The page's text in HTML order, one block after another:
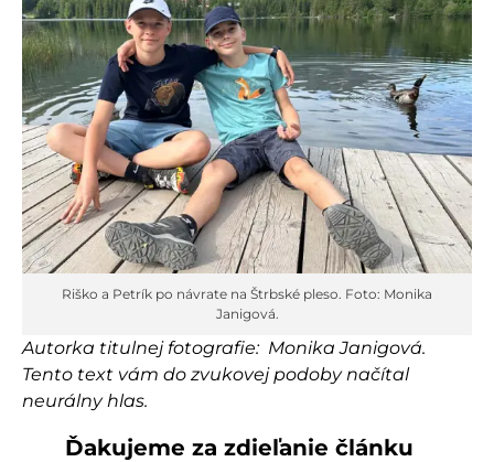
Riško a Petrík po návrate na Štrbské pleso. Foto: Monika
Janigová.
Autorka titulnej fotografie: Monika Janigová.
Tento text vám do zvukovej podoby načítal
neurálny hlas.
Ďakujeme za zdieľanie článku